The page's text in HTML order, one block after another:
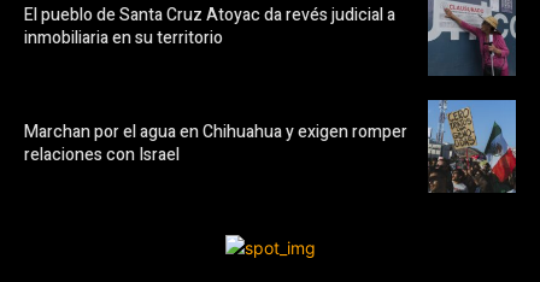
El pueblo de Santa Cruz Atoyac da revés judicial a
inmobiliaria en su territorio
Marchan por el agua en Chihuahua y exigen romper
relaciones con Israel